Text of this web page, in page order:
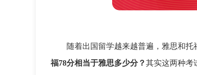
随着出国留学越来越普遍，雅思和
福78分相当于雅思多少分？其实这两种考